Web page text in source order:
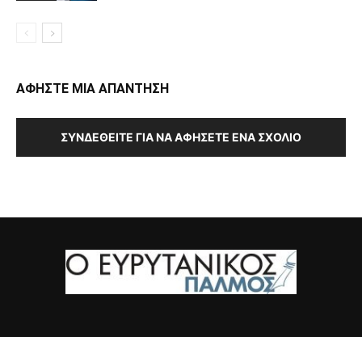
ΑΦΗΣΤΕ ΜΙΑ ΑΠΑΝΤΗΣΗ
ΣΥΝΔΕΘΕΊΤΕ ΓΙΑ ΝΑ ΑΦΉΣΕΤΕ ΈΝΑ ΣΧΌΛΙΟ